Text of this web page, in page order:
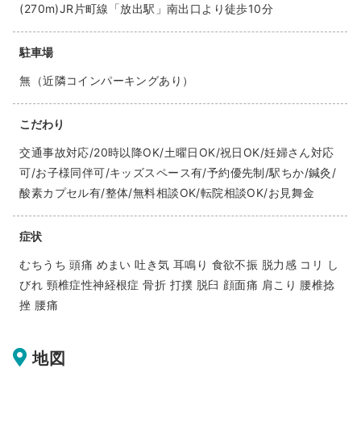
(270m)JR片町線「放出駅」南出口より徒歩10分
駐車場
無（近隣コインパーキングあり）
こだわり
交通事故対応/20時以降OK/土曜日OK/祝日OK/妊婦さん対応
可/お子様同伴可/キッズスペース有/予約優先制/駅ちか/鍼灸/
酸素カプセル有/整体/無料相談OK/転院相談OK/お見舞金
症状
むちうち 頭痛 めまい 吐き気 耳鳴り 食欲不振 脱力感 コリ し
びれ 頸椎症性神経根症 骨折 打撲 脱臼 顔面痛 肩こり 腰椎捻
挫 腰痛
地図